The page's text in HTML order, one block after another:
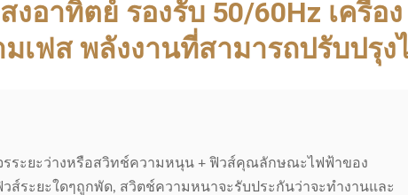
อาทิตย์ รองรับ 50/60Hz เครื่อง
เฟส พลังงานที่สามารถปรับปรุง
รระยะว่างหรือสวิทช์ความหนุน + ฟิวส์คุณลักษณะไฟฟ้าของ
ส์ระยะใดๆถูกพัด, สวิตช์ความหนาจะรับประกันว่าจะทํางานและ